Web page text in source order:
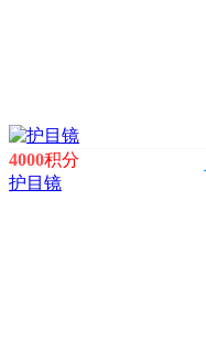
4000积分
护目镜